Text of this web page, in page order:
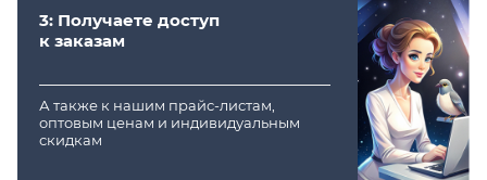
3: Получаете доступ
к заказам
А также к нашим прайс-листам,
оптовым ценам и индивидуальным
скидкам